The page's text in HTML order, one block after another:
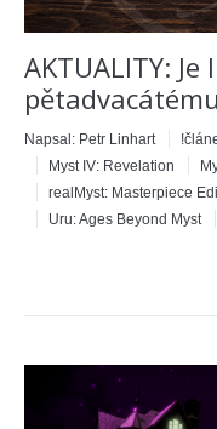
AKTUALITY:
Napsal: Petr Linhart
Myst IV: Revelation
realMyst: Masterpiece
Uru: Ages Beyond Myst